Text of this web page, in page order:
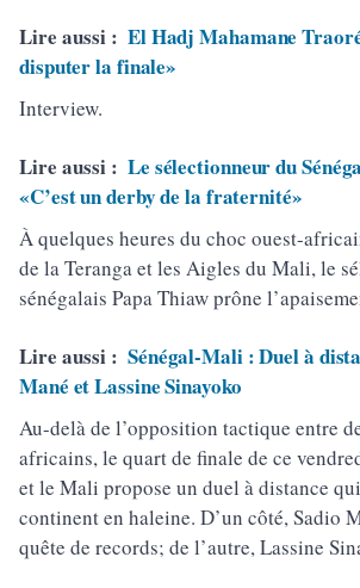
Lire aussi : El Hadj Mahamane
disputer la finale»
Interview.
Lire aussi : Le sélectionneur du
«C’est un derby de la fraternité»
À quelques heures du choc ouest-
de la Teranga et les Aigles du Mali, le
sénégalais Papa Thiaw prône
Lire aussi : Sénégal-Mali : Duel à
Mané et Lassine Sinayoko
Au-delà de l’opposition tactique entre
africains, le quart de finale de ce
et le Mali propose un duel à distance
continent en haleine. D’un côté, Sadio
quête de records; de l’autre, Lassine